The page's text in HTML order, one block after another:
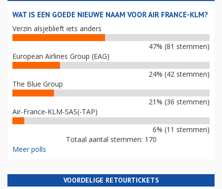
WAT IS EEN GOEDE NIEUWE NAAM VOOR AIR FRANCE-KLM?
Verzin alsjeblieft iets anders
47% (81 stemmen)
European Airlines Group (EAG)
24% (42 stemmen)
The Blue Group
21% (36 stemmen)
Air-France-KLM-SAS(-TAP)
6% (11 stemmen)
Totaal aantal stemmen: 170
Meer polls
VOORDELIGE RETOURTICKETS